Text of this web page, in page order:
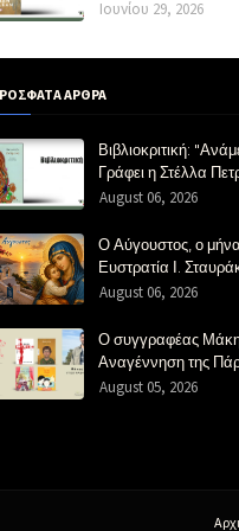
Ιουνίου 29, 2026
ΑΡΘΡΑ
Βιβλιοκριτική:
Γράφει η Στέλλα
August 06, 2026
Ο Αύγουστος, ο
Ευστρατία Ι.
August 06, 2026
Ο συγγραφέας
Αναγέννηση της
August 05, 2026